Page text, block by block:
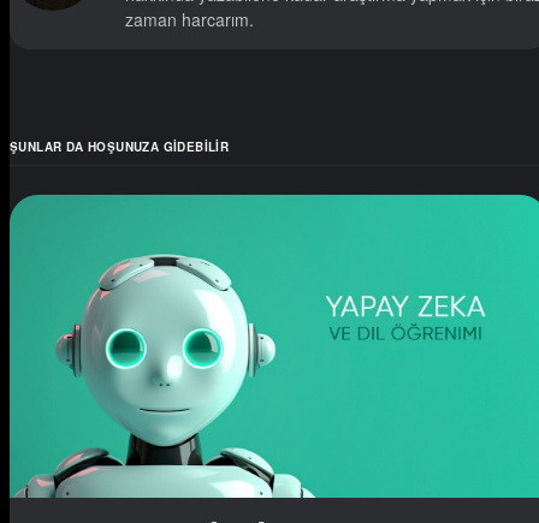
zaman harcarım.
ŞUNLAR DA HOŞUNUZA GIDEBILIR